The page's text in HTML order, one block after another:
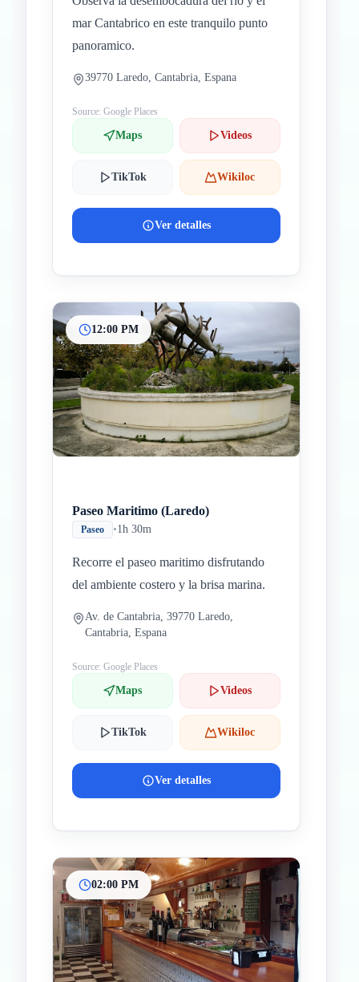
mar Cantabrico en este tranquilo punto
panoramico.
39770 Laredo, Cantabria, Espana
Source: Google Places
Maps Videos
TikTok Wikiloc
Ver detalles
12:00 PM
Paseo Maritimo (Laredo)
Paseo •1h 30m
Recorre el paseo maritimo disfrutando
del ambiente costero y la brisa marina.
Av. de Cantabria, 39770 Laredo,
Cantabria, Espana
Source: Google Places
Maps Videos
TikTok Wikiloc
Ver detalles
02:00 PM